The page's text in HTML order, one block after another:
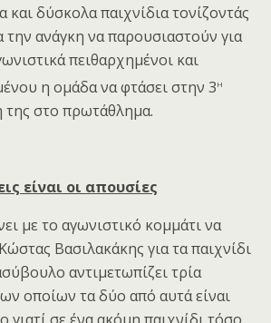
δύσκολα παιχνίδια τονίζοντάς
ανάγκη να παρουσιαστούν για
πειθαρχημένοι και
η ομάδα να φτάσει στην 3η
της στο πρωτάθλημα.
είναι οι απουσίες
με το αγωνιστικό κομμάτι να
Βασιλακάκης για τα παιχνίδι
αντιμετωπίζει τρία
οποίων τα δύο από αυτά είναι